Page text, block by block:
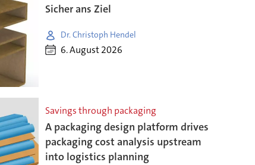
Sicher ans Ziel
Dr. Christoph Hendel
6. August 2026
Savings through packaging
A packaging design platform drives
packaging cost analysis upstream
into logistics planning